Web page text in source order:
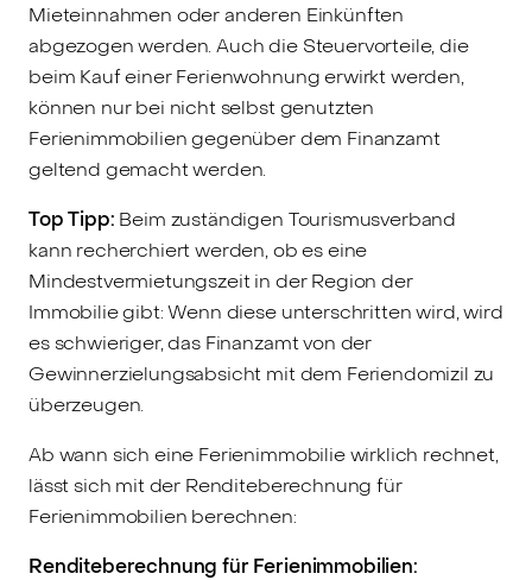
Mieteinnahmen oder anderen Einkünften
abgezogen werden. Auch die Steuervorteile, die
beim Kauf einer Ferienwohnung erwirkt werden,
können nur bei nicht selbst genutzten
Ferienimmobilien gegenüber dem Finanzamt
geltend gemacht werden.
Top Tipp: Beim zuständigen Tourismusverband
kann recherchiert werden, ob es eine
Mindestvermietungszeit in der Region der
Immobilie gibt: Wenn diese unterschritten wird, wird
es schwieriger, das Finanzamt von der
Gewinnerzielungsabsicht mit dem Feriendomizil zu
überzeugen.
Ab wann sich eine Ferienimmobilie wirklich rechnet,
lässt sich mit der Renditeberechnung für
Ferienimmobilien berechnen:
Renditeberechnung für Ferienimmobilien: